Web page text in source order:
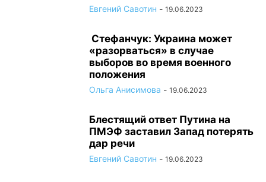
Евгений Савотин - 19.06.2023
Стефанчук: Украина может
«разорваться» в случае
выборов во время военного
положения
Ольга Анисимова - 19.06.2023
Блестящий ответ Путина на
ПМЭФ заставил Запад потерять
дар речи
Евгений Савотин - 19.06.2023